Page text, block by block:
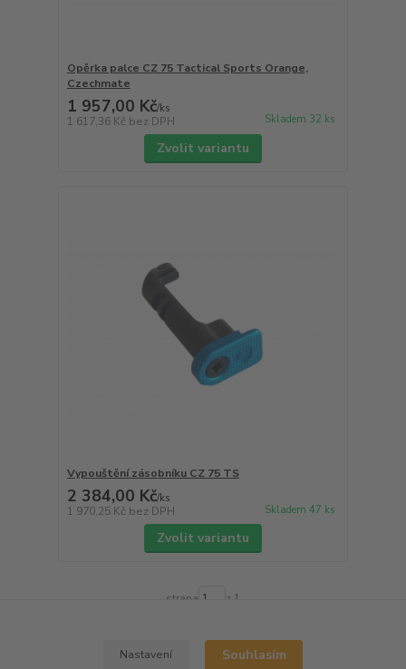
Opěrka palce CZ 75 Tactical Sports Orange,
Czechmate
1 957,00 Kč/ks
1 617,36 Kč bez DPH Skladem 32 ks
Zvolit variantu
Vypouštění zásobníku CZ 75 TS
2 384,00 Kč/ks
1 970,25 Kč bez DPH Skladem 47 ks
Zvolit variantu
strana z 1
Nastavení Souhlasím